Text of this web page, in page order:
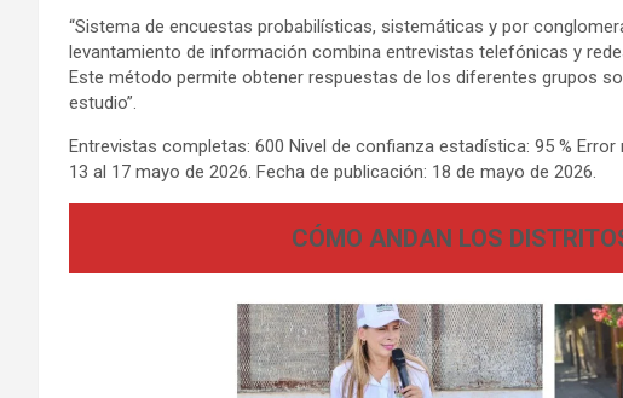
“Sistema de encuestas probabilísticas, sistemáticas y por
levantamiento de información combina entrevistas telefónicas y
Este método permite obtener respuestas de los diferentes grupos
estudio”.
Entrevistas completas: 600 Nivel de confianza estadística: 95 %
13 al 17 mayo de 2026. Fecha de publicación: 18 de mayo de 2026.
CÓMO ANDAN LOS